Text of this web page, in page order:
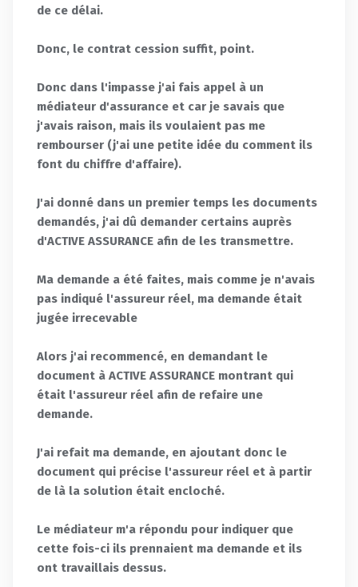
de ce délai.
Donc, le contrat cession suffit, point.
Donc dans l'impasse j'ai fais appel à un
médiateur d'assurance et car je savais que
j'avais raison, mais ils voulaient pas me
rembourser (j'ai une petite idée du comment ils
font du chiffre d'affaire).
J'ai donné dans un premier temps les documents
demandés, j'ai dû demander certains auprès
d'ACTIVE ASSURANCE afin de les transmettre.
Ma demande a été faites, mais comme je n'avais
pas indiqué l'assureur réel, ma demande était
jugée irrecevable
Alors j'ai recommencé, en demandant le
document à ACTIVE ASSURANCE montrant qui
était l'assureur réel afin de refaire une
demande.
J'ai refait ma demande, en ajoutant donc le
document qui précise l'assureur réel et à partir
de là la solution était encloché.
Le médiateur m'a répondu pour indiquer que
cette fois-ci ils prennaient ma demande et ils
ont travaillais dessus.